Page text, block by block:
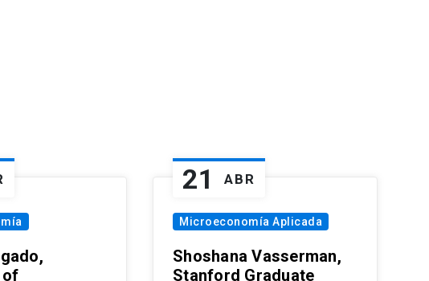
of
21 ABR
Microeconomía Aplicada
Shoshana Vasserman,
Stanford Graduate